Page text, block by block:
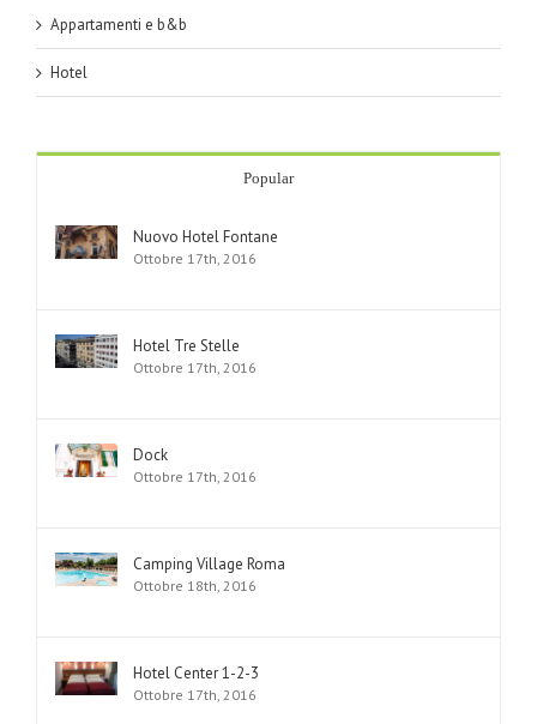
Appartamenti e b&b
Hotel
Popular
Nuovo Hotel Fontane
Ottobre 17th, 2016
Hotel Tre Stelle
Ottobre 17th, 2016
Dock
Ottobre 17th, 2016
Camping Village Roma
Ottobre 18th, 2016
Hotel Center 1-2-3
Ottobre 17th, 2016